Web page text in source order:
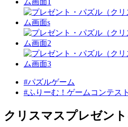
#パズルゲーム
#ふりーむ！ゲームコンテス
クリスマスプレゼン